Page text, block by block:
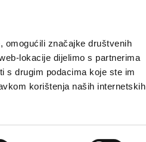
omogućili značajke društvenih
lokacije dijelimo s partnerima
s drugim podacima koje ste im
korištenja naših internetskih